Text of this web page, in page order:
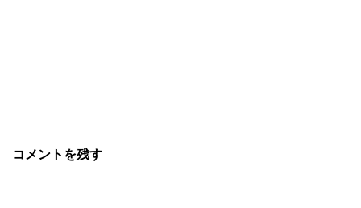
コメントを残す